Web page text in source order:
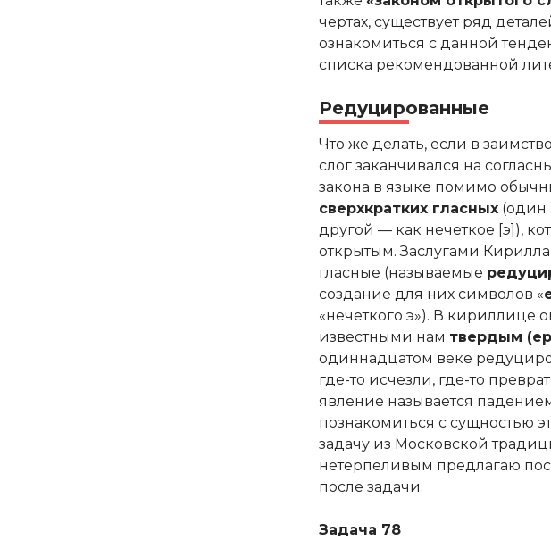
чертах, существует ряд
ознакомиться с данной
списка рекомендованной
Редуцированные
Что же делать, если в
слог заканчивался на
закона в языке помимо
сверхкратких гласных (один
другой — как нечеткое [э]),
открытым. Заслугами
гласные (называемые
создание для них символов «
«нечеткого э»). В кириллице
известными нам твердым
одиннадцатом веке
где-то исчезли, где-то
явление называется
познакомиться с сущностью
задачу из Московской
нетерпеливым предлагаю
после задачи.
Задача 78